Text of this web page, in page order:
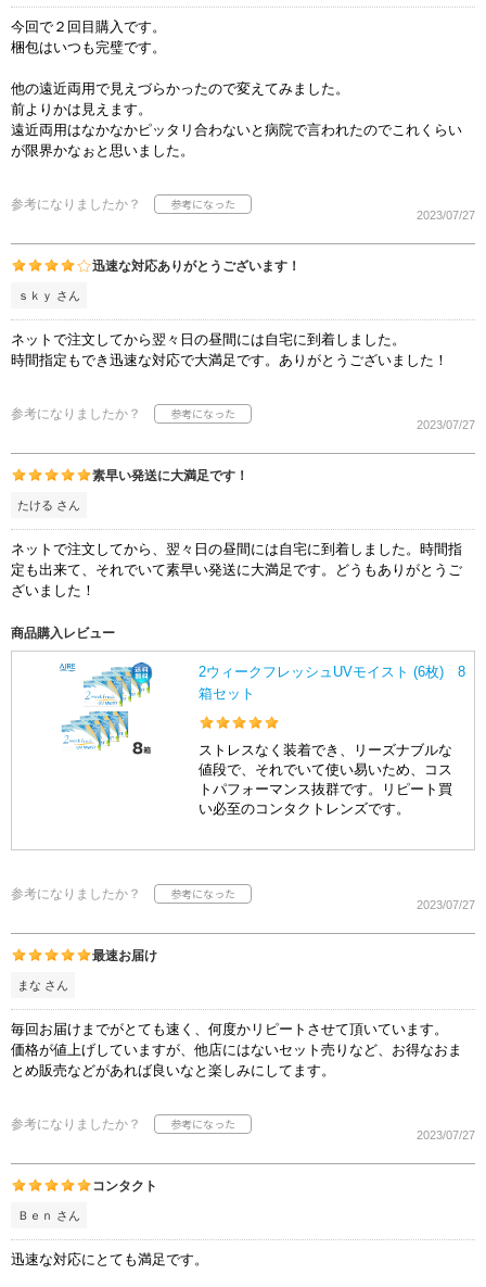
今回で２回目購入です。
梱包はいつも完璧です。
他の遠近両用で見えづらかったので変えてみました。
前よりかは見えます。
遠近両用はなかなかピッタリ合わないと病院で言われたのでこれくらい
が限界かなぉと思いました。
参考になりましたか？
2023/07/27
迅速な対応ありがとうございます！
ｓｋｙ さん
ネットで注文してから翌々日の昼間には自宅に到着しました。
時間指定もでき迅速な対応で大満足です。ありがとうございました！
参考になりましたか？
2023/07/27
素早い発送に大満足です！
たける さん
ネットで注文してから、翌々日の昼間には自宅に到着しました。時間指
定も出来て、それでいて素早い発送に大満足です。どうもありがとうご
ざいました！
商品購入レビュー
2ウィークフレッシュUVモイスト (6枚) 8
箱セット
ストレスなく装着でき、リーズナブルな
値段で、それでいて使い易いため、コス
トパフォーマンス抜群です。リピート買
い必至のコンタクトレンズです。
参考になりましたか？
2023/07/27
最速お届け
まな さん
毎回お届けまでがとても速く、何度かリピートさせて頂いています。
価格が値上げしていますが、他店にはないセット売りなど、お得なおま
とめ販売などがあれば良いなと楽しみにしてます。
参考になりましたか？
2023/07/27
コンタクト
Ｂｅｎ さん
迅速な対応にとても満足です。